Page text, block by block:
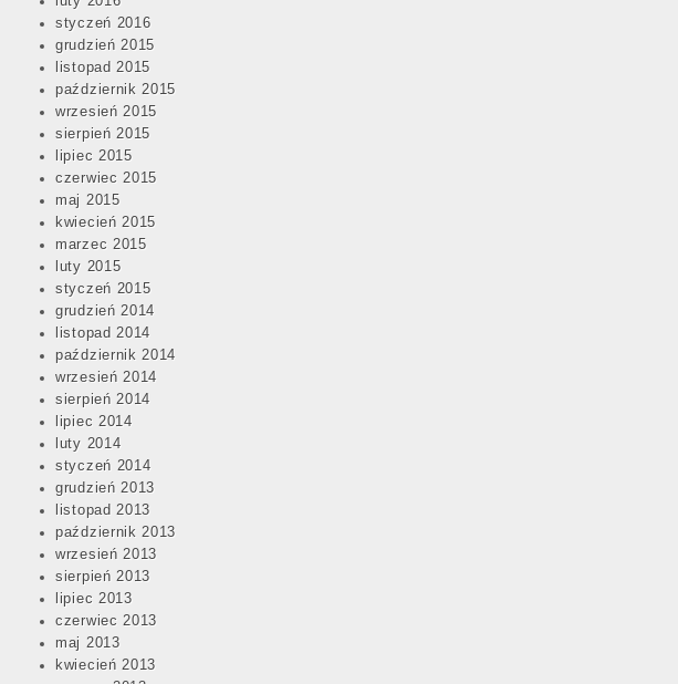
styczeń 2016
grudzień 2015
listopad 2015
październik 2015
wrzesień 2015
sierpień 2015
lipiec 2015
czerwiec 2015
maj 2015
kwiecień 2015
marzec 2015
luty 2015
styczeń 2015
grudzień 2014
listopad 2014
październik 2014
wrzesień 2014
sierpień 2014
lipiec 2014
luty 2014
styczeń 2014
grudzień 2013
listopad 2013
październik 2013
wrzesień 2013
sierpień 2013
lipiec 2013
czerwiec 2013
maj 2013
kwiecień 2013